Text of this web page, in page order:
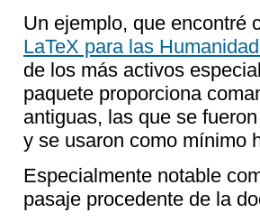
Un ejemplo, que encontré
LaTeX para las
de los más activos
paquete proporciona
antiguas, las que se
y se usaron como mínimo
Especialmente notable
pasaje procedente de la